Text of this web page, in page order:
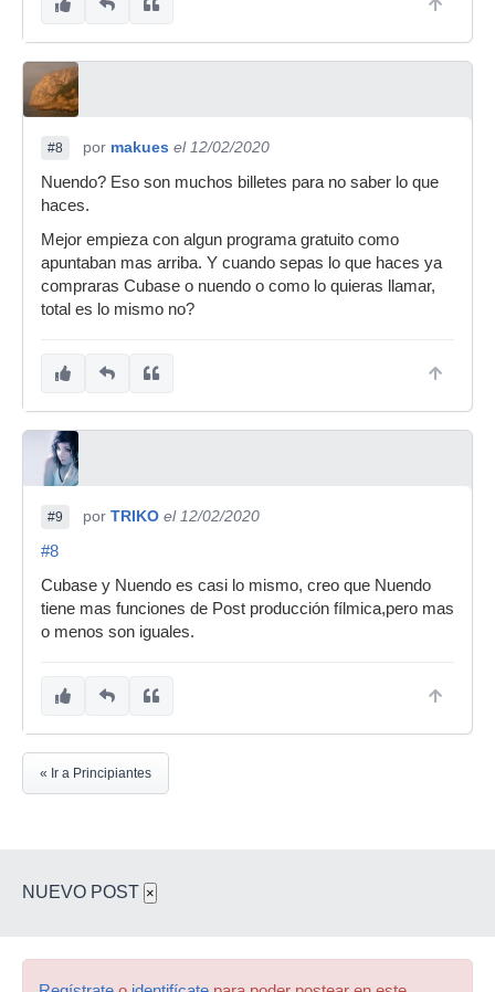
#8 por makues el 12/02/2020
Nuendo? Eso son muchos billetes para no saber lo que
haces.
Mejor empieza con algun programa gratuito como
apuntaban mas arriba. Y cuando sepas lo que haces ya
compraras Cubase o nuendo o como lo quieras llamar,
total es lo mismo no?
#9 por TRIKO el 12/02/2020
#8
Cubase y Nuendo es casi lo mismo, creo que Nuendo
tiene mas funciones de Post producción fílmica,pero mas
o menos son iguales.
« Ir a Principiantes
NUEVO POST ×